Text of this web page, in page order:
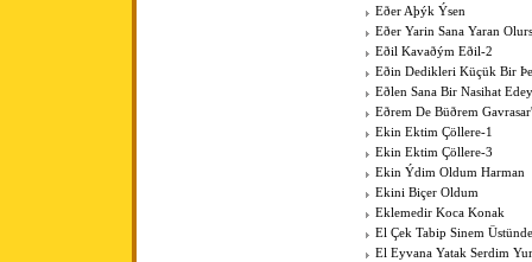
Eðer Aþýk Ýsen
Eðer Yarin Sana Yaran
Eðil Kavaðým Eðil-2
Eðin Dedikleri Küçük Bir
Eðlen Sana Bir Nasihat
Eðrem De Büðrem
Ekin Ektim Çöllere-1
Ekin Ektim Çöllere-3
Ekin Ýdim Oldum Harman
Ekini Biçer Oldum
Eklemedir Koca Konak
El Çek Tabip Sinem
El Eyvana Yatak Serdim